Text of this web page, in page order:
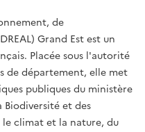
de
Grand Est est un
Placée sous l'autorité
de département, elle met
publiques du ministère
et des
climat et la nature, du